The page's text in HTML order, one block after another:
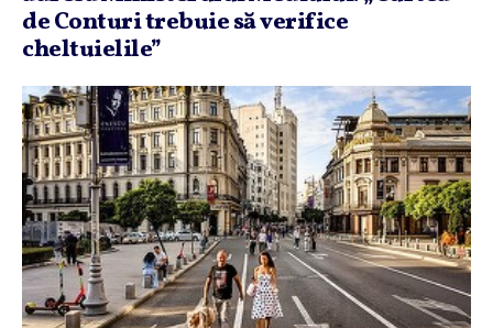
de Conturi trebuie să verifice
cheltuielile”